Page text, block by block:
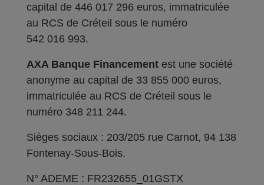
capital de 446 017 296 euros, immatriculée
au RCS de Créteil sous le numéro
542 016 993.
AXA Banque Financement est une société
anonyme au capital de 33 855 000 euros,
immatriculée au RCS de Créteil sous le
numéro 348 211 244.
Sièges sociaux : 203/205 rue Carnot, 94 138
Fontenay-Sous-Bois.
N° ADEME : FR232655_01GSTX